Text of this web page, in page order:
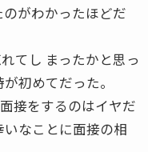
がわかったほどだ
てし まったかと思っ
初めてだった。
接をするのはイヤだ
なことに面接の相